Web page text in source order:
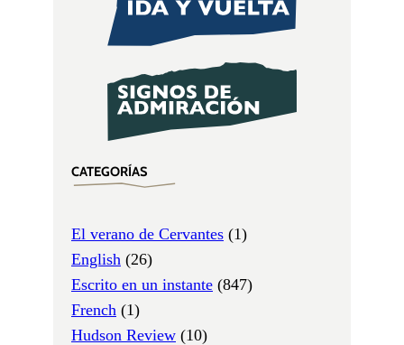
CATEGORÍAS
El verano de Cervantes (1)
English (26)
Escrito en un instante (847)
French (1)
Hudson Review (10)